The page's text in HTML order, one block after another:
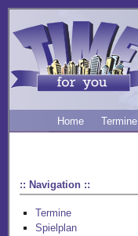
Home Termine
:: Navigation ::
Termine
Spielplan